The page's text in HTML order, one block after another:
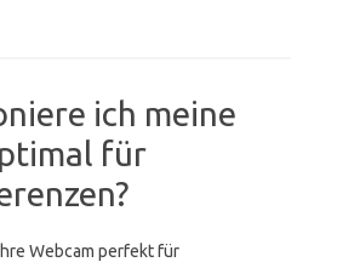
ich meine
für
Webcam perfekt für